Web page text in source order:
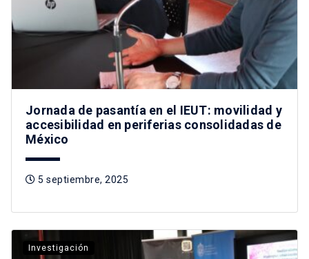
Jornada de pasantía en el IEUT: movilidad y
accesibilidad en periferias consolidadas de
México
5 septiembre, 2025
Investigación